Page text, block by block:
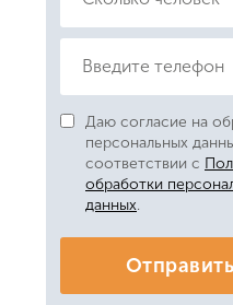
Даю согласие на
персональных
соответствии с
обработки
данных.
Отправить